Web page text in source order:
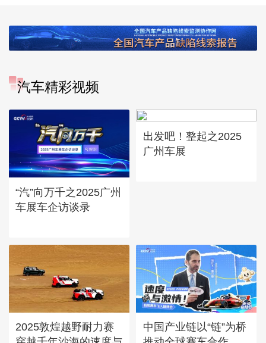
汽车精彩视频
“汽”向万千之2025广州
车展车企访谈录
出发吧！整起之2025
广州车展
2025敦煌越野耐力赛
中国产业链以“链”为桥